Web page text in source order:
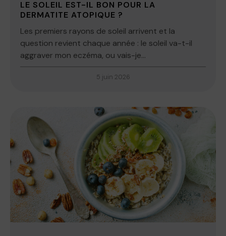
LE SOLEIL EST-IL BON POUR LA
DERMATITE ATOPIQUE ?
Les premiers rayons de soleil arrivent et la
question revient chaque année : le soleil va-t-il
aggraver mon eczéma, ou vais-je...
5 juin 2026